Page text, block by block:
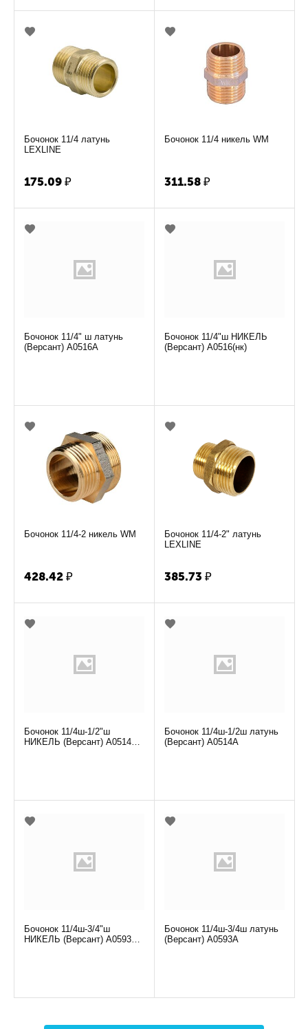
Бочонок 11/4 латунь
LEXLINE
175.09 ₽
Бочонок 11/4 никель WM
311.58 ₽
Бочонок 11/4" ш латунь
(Версант) А0516А
Бочонок 11/4"ш НИКЕЛЬ
(Версант) А0516(нк)
Бочонок 11/4-2 никель WM
428.42 ₽
Бочонок 11/4-2" латунь
LEXLINE
385.73 ₽
Бочонок 11/4ш-1/2"ш
НИКЕЛЬ (Версант) А0514А
Бочонок 11/4ш-1/2ш латунь
(Версант) А0514А
Бочонок 11/4ш-3/4"ш
НИКЕЛЬ (Версант) А0593А
Бочонок 11/4ш-3/4ш латунь
(Версант) А0593А